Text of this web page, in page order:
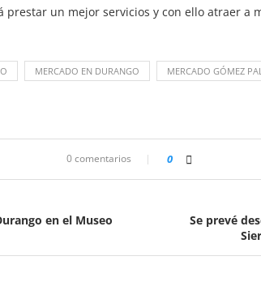
un mejor servicios y con ello atraer a
MERCADO EN DURANGO MERCADO GÓMEZ
0 comentarios 0
en el Museo
Se prevé